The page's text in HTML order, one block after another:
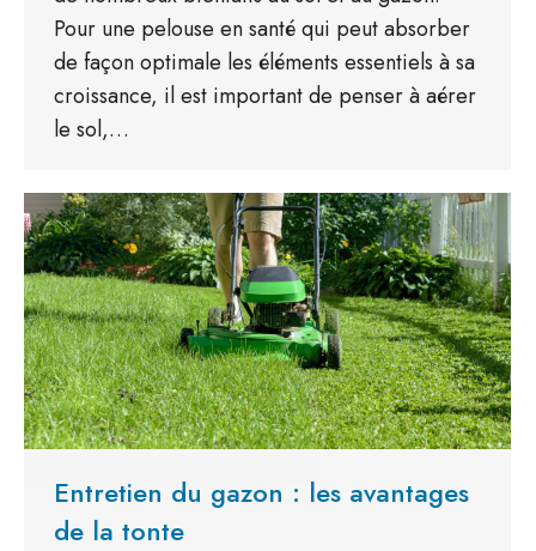
Pour une pelouse en santé qui peut absorber
de façon optimale les éléments essentiels à sa
croissance, il est important de penser à aérer
le sol,…
Entretien du gazon : les avantages
de la tonte